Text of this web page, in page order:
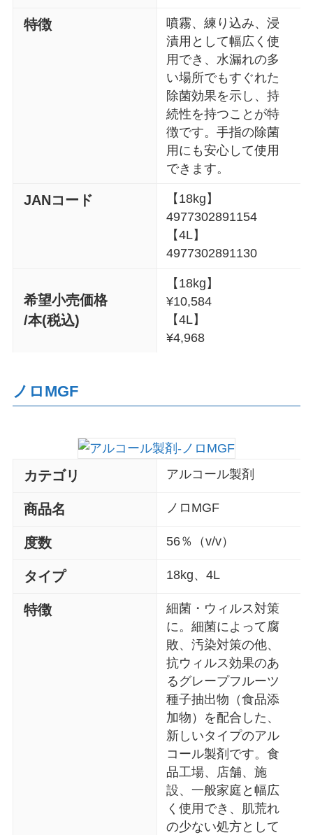
特徴
噴霧、練り込み、浸
漬用として幅広く使
用でき、水漏れの多
い場所でもすぐれた
除菌効果を示し、持
続性を持つことが特
徴です。手指の除菌
用にも安心して使用
できます。
JANコード
【18kg】
4977302891154
【4L】
4977302891130
希望小売価格
/本(税込)
【18kg】
¥10,584
【4L】
¥4,968
ノロMGF
カテゴリ アルコール製剤
商品名 ノロMGF
度数 56％（v/v）
タイプ 18kg、4L
特徴
細菌・ウィルス対策
に。細菌によって腐
敗、汚染対策の他、
抗ウィルス効果のあ
るグレープフルーツ
種子抽出物（食品添
加物）を配合した、
新しいタイプのアル
コール製剤です。食
品工場、店舗、施
設、一般家庭と幅広
く使用でき、肌荒れ
の少ない処方として